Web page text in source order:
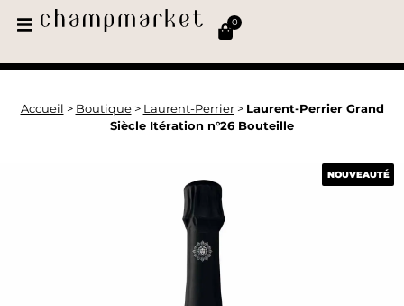
0
Accueil > Boutique> Laurent-Perrier> Laurent-Perrier Grand
Siècle Itération n°26 Bouteille
NOUVEAUTÉ